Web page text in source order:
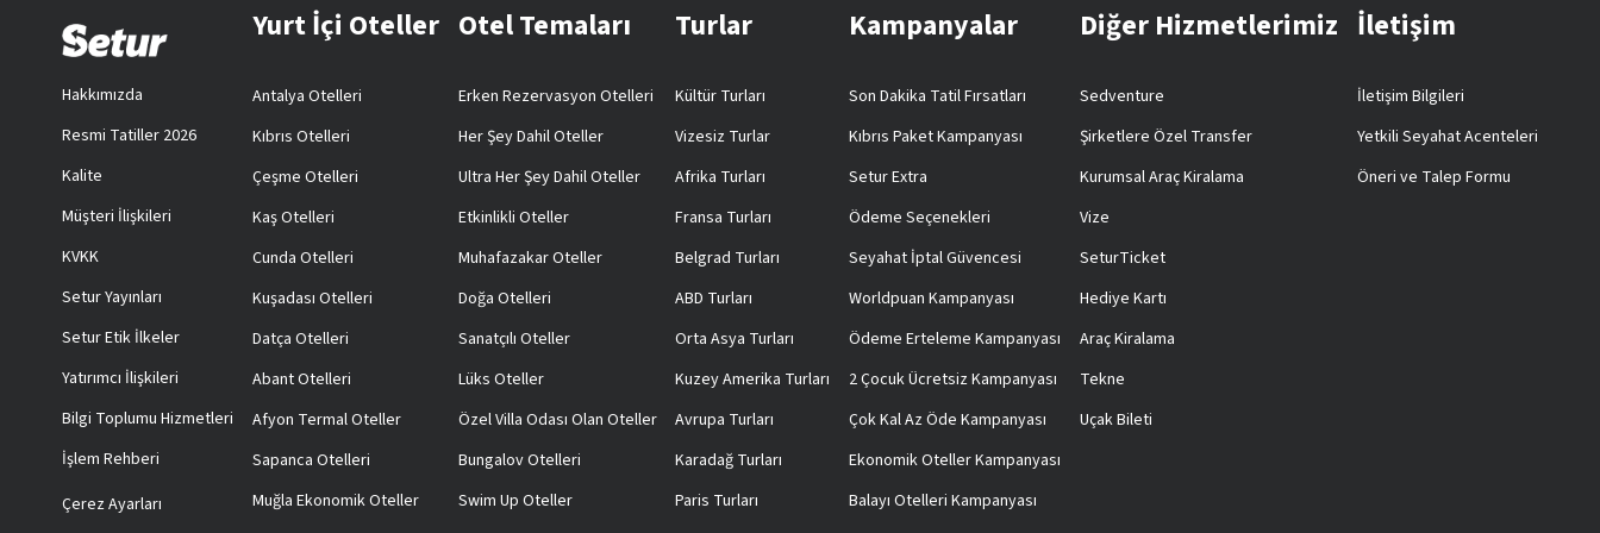
Hakkımızda
Resmi Tatiller 2026
Kalite
Müşteri İlişkileri
KVKK
Setur Yayınları
Setur Etik İlkeler
Yatırımcı İlişkileri
Bilgi Toplumu Hizmetleri
İşlem Rehberi
Çerez Ayarları
Yurt İçi Oteller
Antalya Otelleri
Kıbrıs Otelleri
Çeşme Otelleri
Kaş Otelleri
Cunda Otelleri
Kuşadası Otelleri
Datça Otelleri
Abant Otelleri
Afyon Termal Oteller
Sapanca Otelleri
Muğla Ekonomik Oteller
Otel Temaları
Erken Rezervasyon Otelleri
Her Şey Dahil Oteller
Ultra Her Şey Dahil Oteller
Etkinlikli Oteller
Muhafazakar Oteller
Doğa Otelleri
Sanatçılı Oteller
Lüks Oteller
Özel Villa Odası Olan Oteller
Bungalov Otelleri
Swim Up Oteller
Turlar
Kültür Turları
Vizesiz Turlar
Afrika Turları
Fransa Turları
Belgrad Turları
ABD Turları
Orta Asya Turları
Kuzey Amerika Turları
Avrupa Turları
Karadağ Turları
Paris Turları
Kampanyalar
Son Dakika Tatil Fırsatları
Kıbrıs Paket Kampanyası
Setur Extra
Ödeme Seçenekleri
Seyahat İptal Güvencesi
Worldpuan Kampanyası
Ödeme Erteleme Kampanyası
2 Çocuk Ücretsiz Kampanyası
Çok Kal Az Öde Kampanyası
Ekonomik Oteller Kampanyası
Balayı Otelleri Kampanyası
Diğer Hizmetlerimiz
Sedventure
Şirketlere Özel Transfer
Kurumsal Araç Kiralama
Vize
SeturTicket
Hediye Kartı
Araç Kiralama
Tekne
Uçak Bileti
İletişim
İletişim Bilgileri
Yetkili Seyahat Acenteleri
Öneri ve Talep Formu